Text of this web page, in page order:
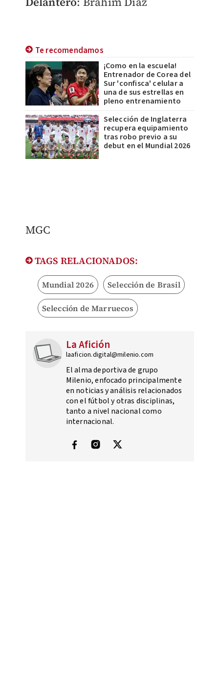
Te recomendamos
¡Como en la escuela!
Entrenador de Corea del
Sur 'confisca' celular a
una de sus estrellas en
pleno entrenamiento
Selección de Inglaterra
recupera equipamiento
tras robo previo a su
debut en el Mundial 2026
MGC
TAGS RELACIONADOS:
Mundial 2026 Selección de Brasil
Selección de Marruecos
La Afición
laaficion.digital@milenio.com
El alma deportiva de grupo
Milenio, enfocado principalmente
en noticias y análisis relacionados
con el fútbol y otras disciplinas,
tanto a nivel nacional como
internacional.